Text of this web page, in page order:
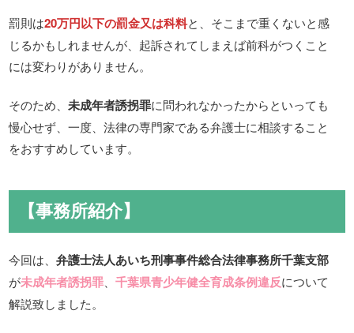
罰則は20万円以下の罰金又は科料と、そこまで重くないと感
じるかもしれませんが、起訴されてしまえば前科がつくこと
には変わりがありません。
そのため、未成年者誘拐罪に問われなかったからといっても
慢心せず、一度、法律の専門家である弁護士に相談すること
をおすすめしています。
【事務所紹介】
今回は、弁護士法人あいち刑事事件総合法律事務所千葉支部
が未成年者誘拐罪 、千葉県青少年健全育成条例違反について
解説致しました。